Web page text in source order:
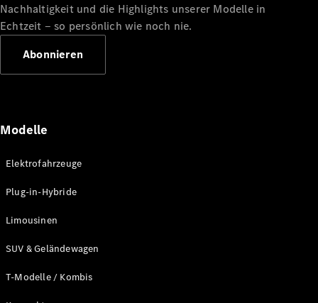
Alle
Cabriolets
CLE
Cabriolet
Series
Konfigurator
Grand Limousine
Nachhaltigkeit und die Highlights unserer Modelle in
Echtzeit ‒ so persönlich wie noch nie.
Abonnieren
Modelle
Elektrofahrzeuge
Plug-in-Hybride
Limousinen
SUV & Geländewagen
T-Modelle / Kombis